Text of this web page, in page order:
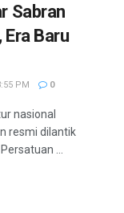
Sabran
Baru
PM 0
nasional
resmi dilantik
...